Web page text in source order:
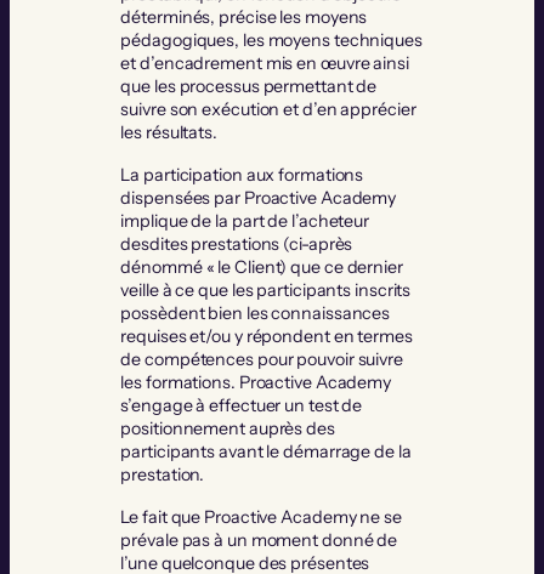
déterminés, précise les moyens
pédagogiques, les moyens techniques
et d’encadrement mis en œuvre ainsi
que les processus permettant de
suivre son exécution et d’en apprécier
les résultats.
La participation aux formations
dispensées par Proactive Academy
implique de la part de l’acheteur
desdites prestations (ci-après
dénommé « le Client) que ce dernier
veille à ce que les participants inscrits
possèdent bien les connaissances
requises et/ou y répondent en termes
de compétences pour pouvoir suivre
les formations. Proactive Academy
s’engage à effectuer un test de
positionnement auprès des
participants avant le démarrage de la
prestation.
Le fait que Proactive Academy ne se
prévale pas à un moment donné de
l’une quelconque des présentes